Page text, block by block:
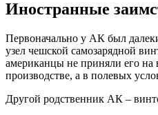
Иностранные
Первоначально у АК был
узел чешской самозарядной
американцы не приняли его на
производстве, а в полевых
Другой родственник АК –